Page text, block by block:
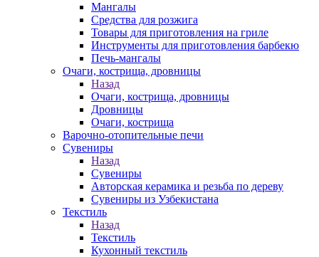
Мангалы
Средства для розжига
Товары для приготовления на гриле
Инструменты для приготовления барбекю
Печь-мангалы
Очаги, кострища, дровницы
Назад
Очаги, кострища, дровницы
Дровницы
Очаги, кострища
Варочно-отопительные печи
Сувениры
Назад
Сувениры
Авторская керамика и резьба по дереву
Сувениры из Узбекистана
Текстиль
Назад
Текстиль
Кухонный текстиль